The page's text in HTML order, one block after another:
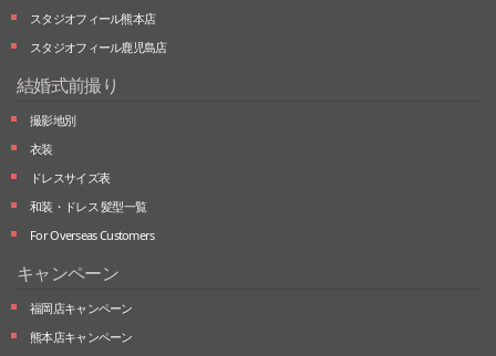
スタジオフィール熊本店
スタジオフィール鹿児島店
結婚式前撮り
撮影地別
衣装
ドレスサイズ表
和装・ドレス 髪型一覧
For Overseas Customers
キャンペーン
福岡店キャンペーン
熊本店キャンペーン